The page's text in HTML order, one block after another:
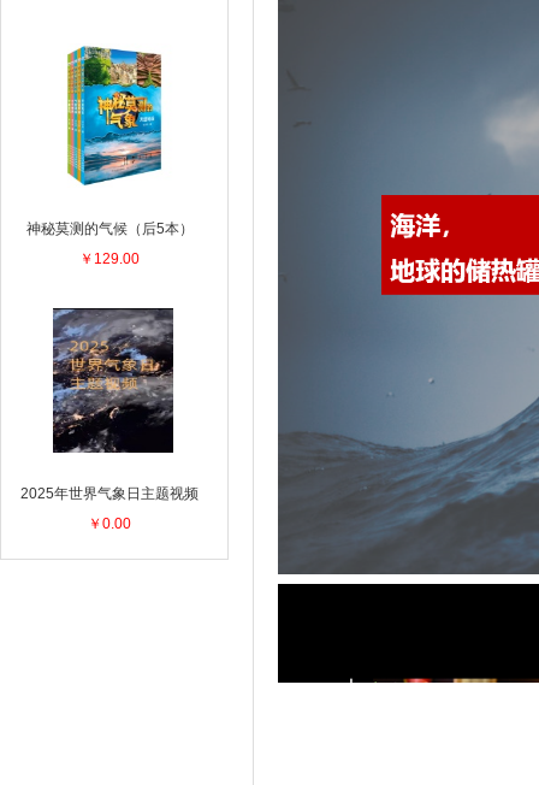
神秘莫测的气候（后5本）
￥129.00
2025年世界气象日主题视频
￥0.00